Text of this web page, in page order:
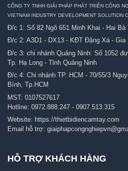
CÔNG TY TNHH GIẢI PHÁP PHÁT TRIỂN CÔNG
VIETNAM INDUSTRY DEVELOPMENT SOLUTION
Đ/c 1: Số 82 Ngõ 651 Minh Khai - Hai Bà
Đ/c 2: A3D1 - DX13 - KĐT Đặng Xá - Gia
Đ/c 3: chi nhánh Quảng Ninh: Số 1052
Tp. Hạ Long - Tỉnh Quảng Ninh
Đ/c 4: Chi nhánh TP. HCM - 70/55/3
Bình, Tp.HCM
MST: 0107527617
Hotline: 0972.888.247 - 0907.513.315
Website: https://thietbidiencamtay.com
Email hỗ trợ:
HỖ TRỢ KHÁCH HÀNG